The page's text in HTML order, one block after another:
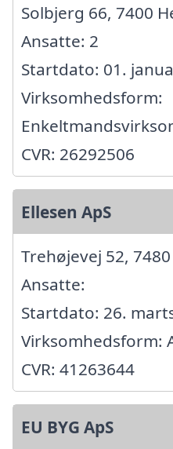
Solbjerg 66, 7400
Ansatte: 2
Startdato: 01.
Virksomhedsform:
CVR: 26292506
Ellesen ApS
Trehøjevej 52,
Ansatte:
Startdato: 26.
Virksomhedsform:
CVR: 41263644
EU BYG ApS